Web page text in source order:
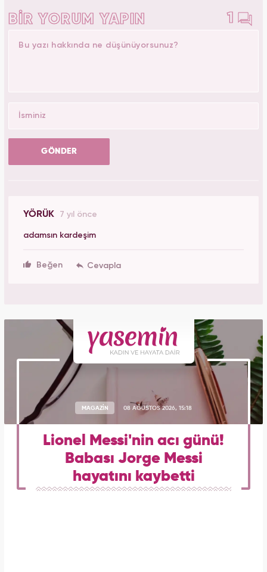
BİR YORUM YAPIN 1
GÖNDER
YÖRÜK 7 yıl önce
adamsın kardeşim
Beğen
MAGAZİN 08 AĞUSTOS 2026, 15:18
Lionel Messi'nin acı günü!
Babası Jorge Messi
hayatını kaybetti